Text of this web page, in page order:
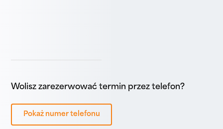
Wolisz zarezerwować termin przez telefon?
Pokaż numer telefonu